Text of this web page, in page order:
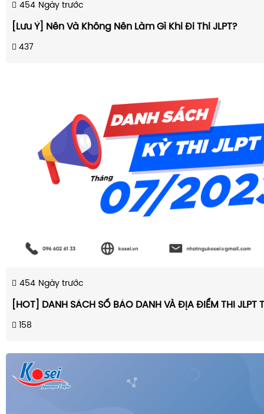
454 Ngày trước
[Lưu Ý] Nên Và Không Nên Làm Gì Khi Đi Thi JLPT?
437
454 Ngày trước
[HOT] DANH SÁCH SỐ BÁO DANH VÀ ĐỊA ĐIỂM THI JLPT
158